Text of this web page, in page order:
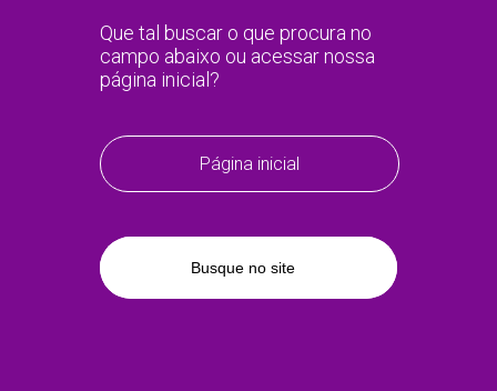
Que tal buscar o que procura no
campo abaixo ou acessar nossa
página inicial?
Página inicial